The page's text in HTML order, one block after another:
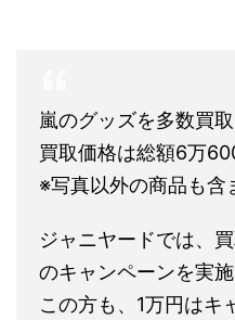
嵐のグッズを多数買
買取価格は総額6万
※写真以外の商品も含
ジャニヤードでは、
のキャンペーンを実施
この方も、1万円はキ